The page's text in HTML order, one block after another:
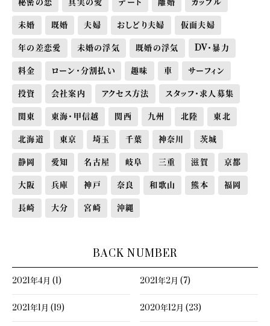
秘密の恋 真実の愛 デート 離婚 カップル
未婚 既婚 夫婦 おしどり夫婦 仮面夫婦
年の差恋愛 未婚の浮気 既婚の浮気 DV・暴力
料金 ローン・分割払い 趣味 車 サーフィン
投資 会社案内 アクセス方法 スタッフ・求人募集
関東 東海・甲信越 関西 九州 北陸 東北
北海道 東京 埼玉 千葉 神奈川 茨城
静岡 愛知 名古屋 岐阜 三重 滋賀 京都
大阪 兵庫 神戸 奈良 和歌山 熊本 福岡
長崎 大分 宮崎 沖縄
BACK NUMBER
2021年4月 (1) 2021年2月 (7)
2021年1月 (19) 2020年12月 (23)